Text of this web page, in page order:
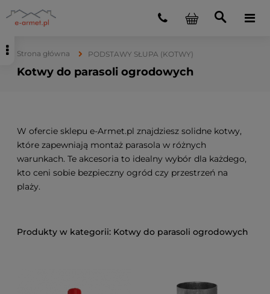
Strona główna PODSTAWY SŁUPA (KOTWY)
Kotwy do parasoli ogrodowych
W ofercie sklepu e-Armet.pl znajdziesz solidne kotwy,
które zapewniają montaż parasola w różnych
warunkach. Te akcesoria to idealny wybór dla każdego,
kto ceni sobie bezpieczny ogród czy przestrzeń na
plaży.
Kotwy do parasoli ogrodowych